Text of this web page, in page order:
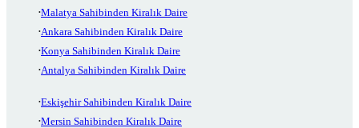
Malatya Sahibinden Kiralık Daire
Ankara Sahibinden Kiralık Daire
Konya Sahibinden Kiralık Daire
Antalya Sahibinden Kiralık Daire
Eskişehir Sahibinden Kiralık Daire
Mersin Sahibinden Kiralık Daire